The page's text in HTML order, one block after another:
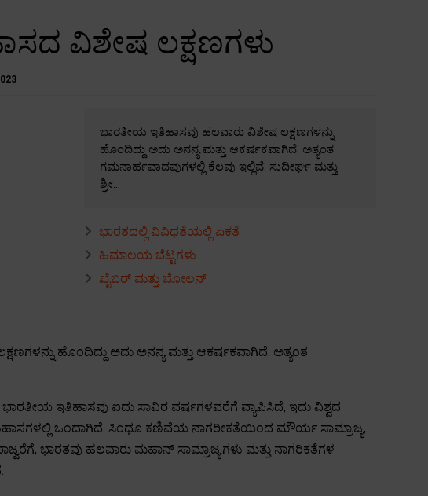
ವಿಶೇಷ ಲಕ್ಷಣಗಳು
ಭಾರತೀಯ ಇತಿಹಾಸವು ಹಲವಾರು ವಿಶೇಷ ಲಕ್ಷಣಗಳನ್ನು
ಹೊಂದಿದ್ದು ಅದು ಅನನ್ಯ ಮತ್ತು ಆಕರ್ಷಕವಾಗಿದೆ. ಅತ್ಯಂತ
ಗಮನಾರ್ಹವಾದವುಗಳಲ್ಲಿ ಕೆಲವು ಇಲ್ಲಿವೆ: ಸುದೀರ್ಘ ಮತ್ತು
ಶ್ರೀ...
ಭಾರತದಲ್ಲಿ ವಿವಿಧತೆಯಲ್ಲಿ ಏಕತೆ
ಹಿಮಾಲಯ ಬೆಟ್ಟಗಳು
ಖೈಬರ್ ಮತ್ತು ಬೋಲನ್
ಹೊಂದಿದ್ದು ಅದು ಅನನ್ಯ ಮತ್ತು ಆಕರ್ಷಕವಾಗಿದೆ. ಅತ್ಯಂತ
ಭಾರತೀಯ ಇತಿಹಾಸವು ಐದು ಸಾವಿರ ವರ್ಷಗಳವರೆಗೆ ವ್ಯಾಪಿಸಿದೆ, ಇದು ವಿಶ್ವದ
ಒಂದಾಗಿದೆ. ಸಿಂಧೂ ಕಣಿವೆಯ ನಾಗರೀಕತೆಯಿಂದ ಮೌರ್ಯ ಸಾಮ್ರಾಜ್ಯ,
ಭಾರತವು ಹಲವಾರು ಮಹಾನ್ ಸಾಮ್ರಾಜ್ಯಗಳು ಮತ್ತು ನಾಗರಿಕತೆಗಳ